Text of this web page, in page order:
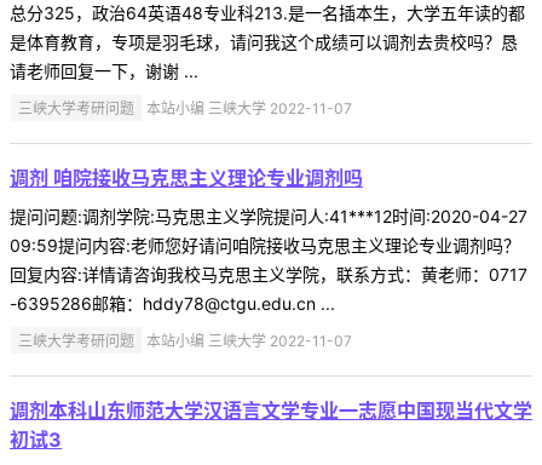
总分325，政治64英语48专业科213.是一名插本生，大学五年读的都
是体育教育，专项是羽毛球，请问我这个成绩可以调剂去贵校吗？恳
请老师回复一下，谢谢 ...
三峡大学考研问题 本站小编 三峡大学 2022-11-07
调剂 咱院接收马克思主义理论专业调剂吗
提问问题:调剂学院:马克思主义学院提问人:41***12时间:2020-04-27
09:59提问内容:老师您好请问咱院接收马克思主义理论专业调剂吗？
回复内容:详情请咨询我校马克思主义学院，联系方式：黄老师：0717
-6395286邮箱：hddy78@ctgu.edu.cn ...
三峡大学考研问题 本站小编 三峡大学 2022-11-07
调剂本科山东师范大学汉语言文学专业一志愿中国现当代文学
初试3